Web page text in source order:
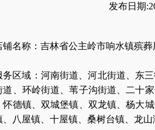
发布日期
铺名称：吉林省公主岭市响水镇殡
务区域： 河南街道、河北街道、东
道、环岭街道、苇子沟街道、二十
怀德镇、双城堡镇、双龙镇、杨大
、八屋镇、十屋镇、桑树台镇、龙